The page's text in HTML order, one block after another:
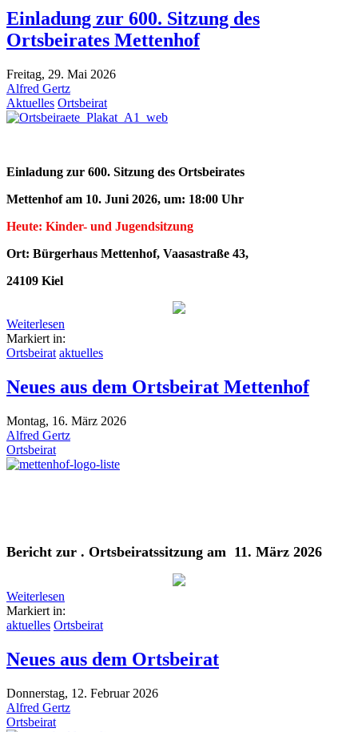
Einladung zur 600. Sitzung des
Ortsbeirates Mettenhof
Freitag, 29. Mai 2026
Alfred Gertz
Aktuelles Ortsbeirat
Einladung zur 600. Sitzung des Ortsbeirates
Mettenhof am 10. Juni 2026, um: 18:00 Uhr
Heute: Kinder- und Jugendsitzung
Ort: Bürgerhaus Mettenhof, Vaasastraße 43,
24109 Kiel
Weiterlesen
Markiert in:
Ortsbeirat aktuelles
Neues aus dem Ortsbeirat Mettenhof
Montag, 16. März 2026
Alfred Gertz
Ortsbeirat
Bericht zur . Ortsbeiratssitzung am 11. März 2026
Weiterlesen
Markiert in:
aktuelles Ortsbeirat
Neues aus dem Ortsbeirat
Donnerstag, 12. Februar 2026
Alfred Gertz
Ortsbeirat